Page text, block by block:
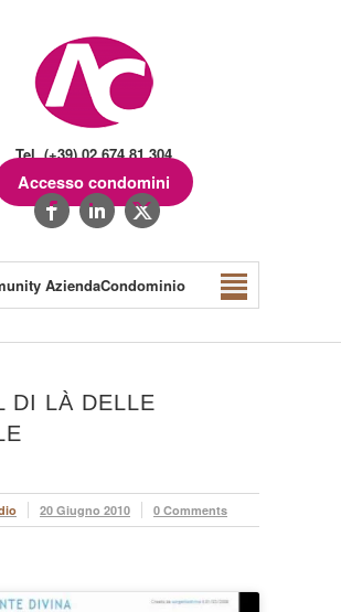
Tel. (+39) 02.674.81.304
Accesso condomini
AziendaCondominio
DI LÀ DELLE
20 Giugno 2010 0 Comments